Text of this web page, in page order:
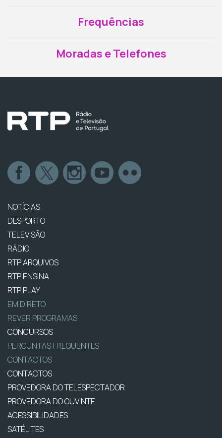
Frequências
Moradas e Telefones
NOTÍCIAS
DESPORTO
TELEVISÃO
RÁDIO
RTP ARQUIVOS
RTP ENSINA
RTP PLAY
EM DIRETO
REVER PROGRAMAS
CONCURSOS
PERGUNTAS FREQUENTES
CONTACTOS
CONTACTOS
PROVEDORA DO TELESPECTADOR
PROVEDORA DO OUVINTE
ACESSIBILIDADES
SATÉLITES